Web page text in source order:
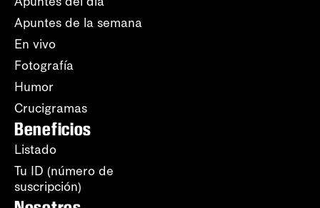
Apuntes de la semana
En vivo
Fotografía
Humor
Crucigramas
Beneficios
Listado
Tu ID (número de
suscripción)